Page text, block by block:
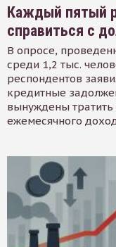
Каждый пятый
справиться с
В опросе,
среди 1,2 тыс.
респондентов
кредитные
вынуждены
ежемесячного